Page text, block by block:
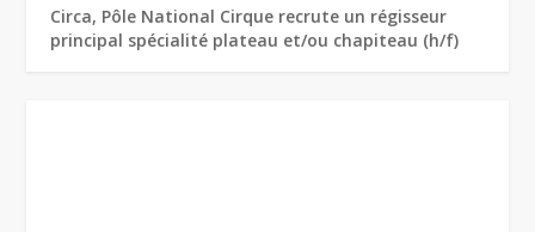
Circa, Pôle National Cirque recrute un régisseur
principal spécialité plateau et/ou chapiteau (h/f)